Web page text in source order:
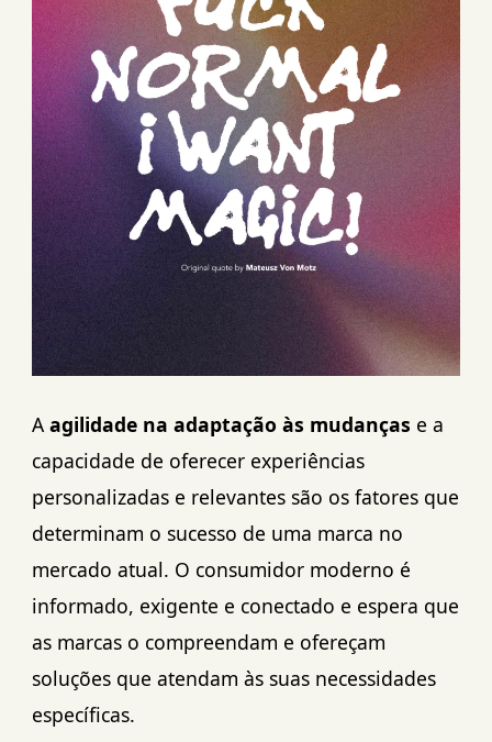
A agilidade na adaptação às mudanças e a
capacidade de oferecer experiências
personalizadas e relevantes são os fatores que
determinam o sucesso de uma marca no
mercado atual. O consumidor moderno é
informado, exigente e conectado e espera que
as marcas o compreendam e ofereçam
soluções que atendam às suas necessidades
específicas.